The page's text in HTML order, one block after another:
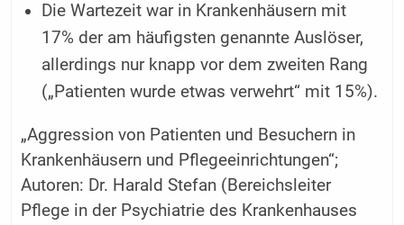
Die Wartezeit war in Krankenhäusern mit
17% der am häufigsten genannte Auslöser,
allerdings nur knapp vor dem zweiten Rang
(„Patienten wurde etwas verwehrt“ mit 15%).
„Aggression von Patienten und Besuchern in
Krankenhäusern und Pflegeeinrichtungen“;
Autoren: Dr. Harald Stefan (Bereichsleiter
Pflege in der Psychiatrie des Krankenhauses